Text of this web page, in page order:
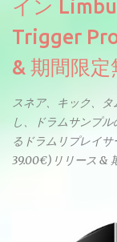
イン
Trigger
& 期間限定
スネア、キック、
し、ドラムサンプ
るドラムリプレイ
39.00€)リリース &